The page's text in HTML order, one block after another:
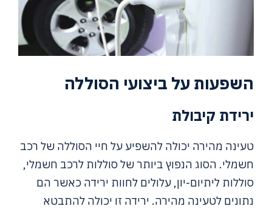
השפעות על ביצועי הסוללה
ירידת קיבולת
טעינה מהירה יכולה להשפיע על חיי הסוללה של רכב
חשמלי. הסוג הנפוץ ביותר של סוללות לרכב חשמלי,
סוללות ליתיום-יון, עלולים לחוות ירידה כאשר הם
נתונים לטעינה מהירה. ירידה זו יכולה להתבטא